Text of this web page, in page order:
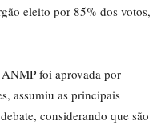
eleito por 85% dos votos,
foi aprovada por
assumiu as principais
considerando que são